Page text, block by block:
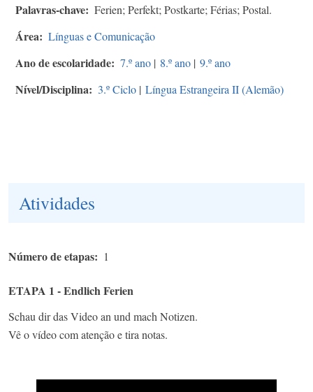
Palavras-chave Ferien; Perfekt; Postkarte; Férias; Postal.
Área Línguas e Comunicação
Ano de escolaridade 7.º ano | 8.º ano | 9.º ano
Nível/Disciplina 3.º Ciclo | Língua Estrangeira II (Alemão)
Atividades
Número de etapas 1
ETAPA 1 - Endlich Ferien
Schau dir das Video an und mach Notizen.
Vê o vídeo com atenção e tira notas.